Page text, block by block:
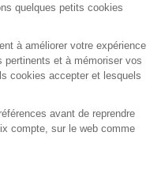
données
quelques petits cookies
à améliorer votre expérience
pertinents et à mémoriser vos
cookies accepter et lesquels
avant de reprendre
compte, sur le web comme